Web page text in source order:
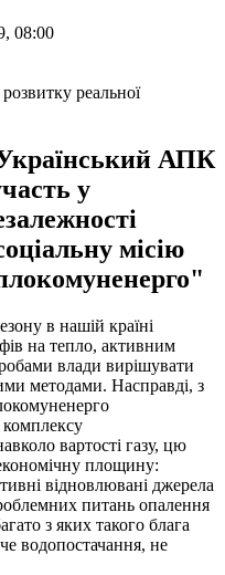
08:00
АПК
у
місію
в нашій країні
на тепло, активним
влади вирішувати
методами. Насправді, з
комплексу
вартості газу, цю
площину:
відновлювані джерела
питань опалення
з яких такого блага
водопостачання, не